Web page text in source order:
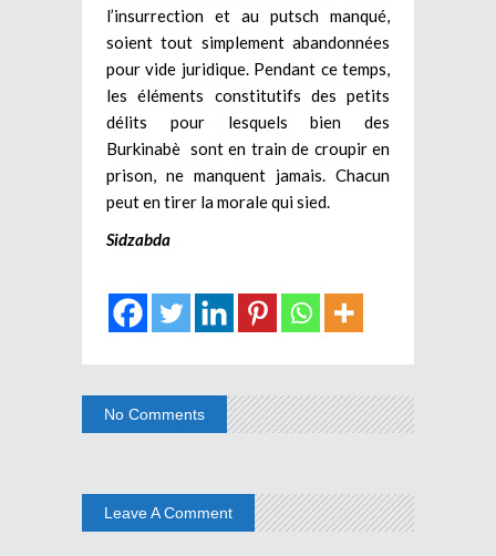
l’insurrection et au putsch manqué,
soient tout simplement abandonnées
pour vide juridique. Pendant ce temps,
les éléments constitutifs des petits
délits pour lesquels bien des
Burkinabè sont en train de croupir en
prison, ne manquent jamais. Chacun
peut en tirer la morale qui sied.
Sidzabda
No Comments
Leave A Comment